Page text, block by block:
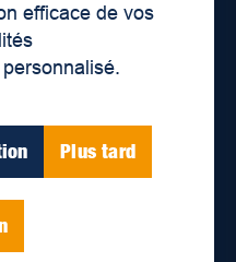
efficace de vos
Plus tard